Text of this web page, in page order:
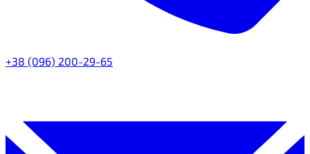
+38 (096) 200-29-65